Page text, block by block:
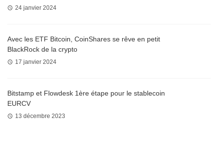
24 janvier 2024
Avec les ETF Bitcoin, CoinShares se rêve en petit
BlackRock de la crypto
17 janvier 2024
Bitstamp et Flowdesk 1ère étape pour le stablecoin
EURCV
13 décembre 2023